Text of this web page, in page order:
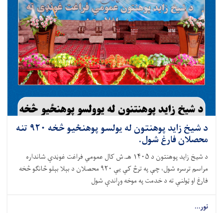
د شيخ زايد پوهنتون له يولسو پوهنځيو څخه ۹۲۰ تنه
محصلان فارغ شول.
د شيخ زايد پوهنتون د ۱۴۰۵ هـ.ش کال عمومي فراغت غوڼدې شانداره
مراسم ترسره شول، چې په ترڅ کې یې ۹۲۰ محصلان د بېلا بېلو څانګو څخه
فارغ او ټولنې ته د خدمت په موخه وړاندې شول
نور...